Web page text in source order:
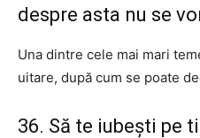
despre asta nu se
Una dintre cele mai mari
uitare, după cum se poate
36. Să te iubești pe